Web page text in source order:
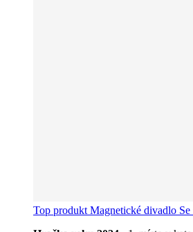
Top produkt Magnetické divadlo